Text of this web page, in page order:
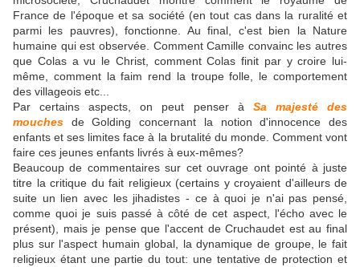
France de l'époque et sa société (en tout cas dans la ruralité et
parmi les pauvres), fonctionne. Au final, c'est bien la Nature
humaine qui est observée. Comment Camille convainc les autres
que Colas a vu le Christ, comment Colas finit par y croire lui-
même, comment la faim rend la troupe folle, le comportement
des villageois etc...
Par certains aspects, on peut penser à Sa majesté des
mouches de Golding concernant la notion d'innocence des
enfants et ses limites face à la brutalité du monde. Comment vont
faire ces jeunes enfants livrés à eux-mêmes?
Beaucoup de commentaires sur cet ouvrage ont pointé à juste
titre la critique du fait religieux (certains y croyaient d'ailleurs de
suite un lien avec les jihadistes - ce à quoi je n'ai pas pensé,
comme quoi je suis passé à côté de cet aspect, l'écho avec le
présent), mais je pense que l'accent de Cruchaudet est au final
plus sur l'aspect humain global, la dynamique de groupe, le fait
religieux étant une partie du tout: une tentative de protection et